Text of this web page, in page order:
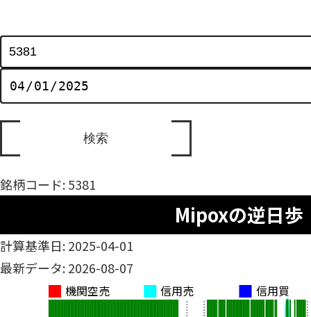
銘柄コード: 5381
Mipoxの逆日歩
計算基準日: 2025-04-01
最新データ: 2026-08-07
機関空売 信用売 信用買